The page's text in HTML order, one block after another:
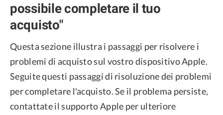
possibile completare il tuo
acquisto"
Questa sezione illustra i passaggi per risolvere i
problemi di acquisto sul vostro dispositivo Apple.
Seguite questi passaggi di risoluzione dei problemi
per completare l'acquisto. Se il problema persiste,
contattate il supporto Apple per ulteriore